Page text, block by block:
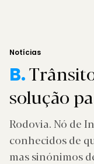
Notícias
B.
solução
Rodovia. Nó de
conhecidos de
mas sinónimos